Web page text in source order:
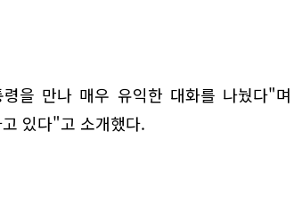
을 만나 매우 유익한 대화를 나눴다"며
있다"고 소개했다.